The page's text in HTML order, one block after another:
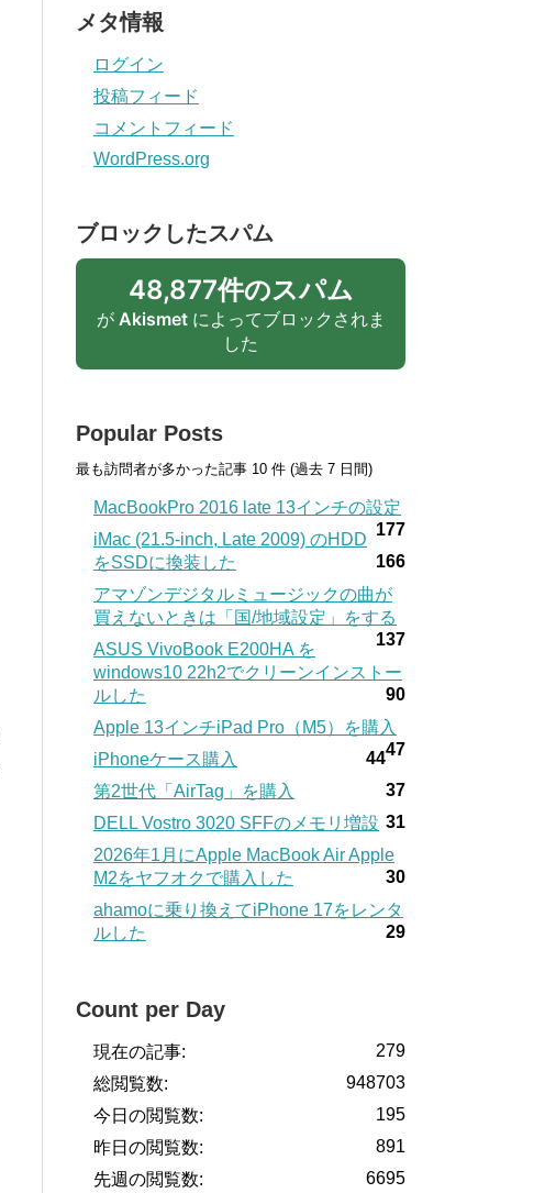
メタ情報
ログイン
投稿フィード
コメントフィード
WordPress.org
ブロックしたスパム
48,877件のスパム
が Akismetによってブロックされま
した
Popular Posts
最も訪問者が多かった記事 10 件 (過去 7 日間)
MacBookPro 2016 late 13インチの設定
177
iMac (21.5-inch, Late 2009) のHDD
をSSDに換装した
166
アマゾンデジタルミュージックの曲が
買えないときは「国/地域設定」をする
137
ASUS VivoBook E200HA を
windows10 22h2でクリーンインストー
ルした
90
Apple 13インチiPad Pro（M5）を購入
47
iPhoneケース購入
44
第2世代「AirTag」を購入
37
DELL Vostro 3020 SFFのメモリ増設 31
2026年1月にApple MacBook Air Apple
M2をヤフオクで購入した
30
ahamoに乗り換えてiPhone 17をレンタ
ルした
29
Count per Day
279
現在の記事:
948703
総閲覧数:
195
今日の閲覧数:
891
昨日の閲覧数:
6695
先週の閲覧数: